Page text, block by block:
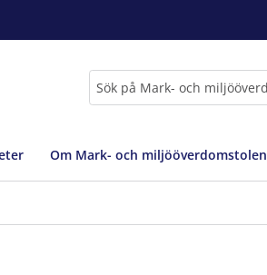
Om Mark- och miljööverdomstolen